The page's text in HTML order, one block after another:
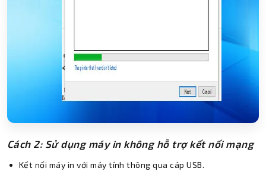
Cách 2: Sử dụng máy in không hỗ trợ kết nối mạng
Kết nối máy in với máy tính thông qua cáp USB.